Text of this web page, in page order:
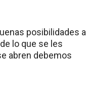
posibilidades a
lo que se les
abren debemos